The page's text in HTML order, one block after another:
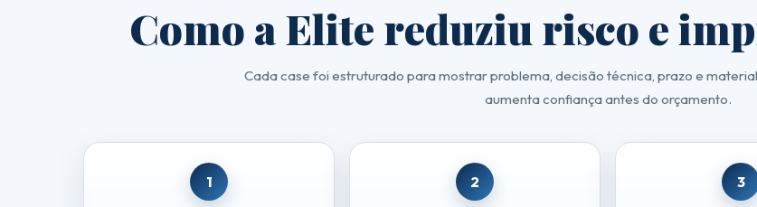
Comparativo de TelhasComo a Elite reduziu risco e
Cada case foi estruturado para mostrar problema, decisão técnica, prazo e
aumenta confiança antes do orçamento.
1 2 3